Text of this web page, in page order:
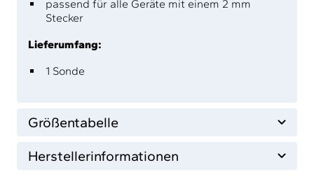
passend für alle Geräte mit einem 2 mm
Stecker
Lieferumfang:
1 Sonde
Größentabelle
Herstellerinformationen